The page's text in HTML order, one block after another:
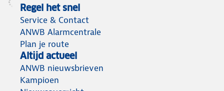
Regel het snel
Service & Contact
ANWB Alarmcentrale
Plan je route
Altijd actueel
ANWB nieuwsbrieven
Kampioen